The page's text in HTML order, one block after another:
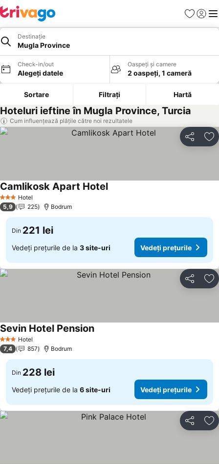
Favorite
Destinație
Mugla Province
Check-in/out
Alegeți datele
Oaspeți și camere
2 oaspeți, 1 cameră
Sortare Filtrați Hartă
Hoteluri ieftine în Mugla Province, Turcia
Cum influențează plățile către noi rezultatele
Distribuiți
3 SteleHotel
Camlikosk Apart Hotel
5,9 225 Bodrum
Din 221 lei
Vedeți prețurile de la 3 site-uri Vedeți prețurile
Distribuiți
3 SteleHotel
Sevin Hotel Pension
7,4 857 Bodrum
Din 228 lei
Vedeți prețurile de la 6 site-uri Vedeți prețurile
Distribuiți